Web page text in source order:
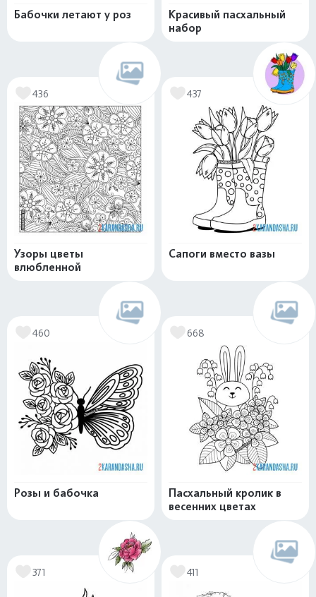
Бабочки летают у роз
Красивый пасхальный
набор
436
Узоры цветы
влюбленной
437
Сапоги вместо вазы
460
Розы и бабочка
668
Пасхальный кролик в
весенних цветах
371 411